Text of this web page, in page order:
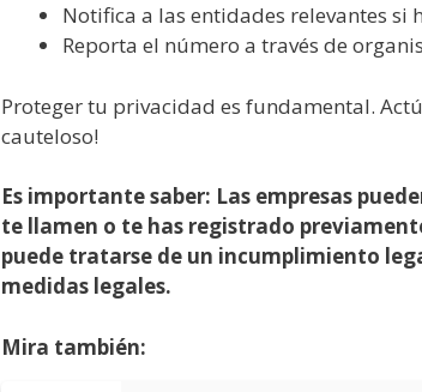
Notifica a las entidades relevantes
Reporta el número a través de
Proteger tu privacidad es fundamental.
cauteloso!
Es importante saber: Las empresas
te llamen o te has registrado
puede tratarse de un incumplimiento
medidas legales.
Mira también: